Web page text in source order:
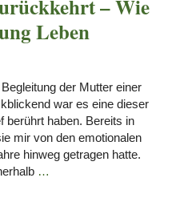
– Wie
Leben
der Mutter einer
war es eine dieser
berührt haben. Bereits in
mir von den emotionalen
hinweg getragen hatte.
…